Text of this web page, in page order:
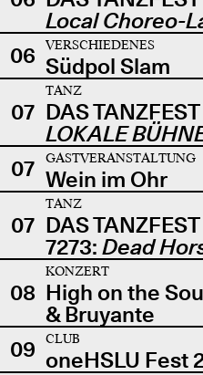
Local Choreo-
06
VERSCHIEDENES
Südpol Slam
07
TANZ
DAS
LOKALE
07
GASTVERANSTALTUNG
Wein im Ohr
07
TANZ
DAS
7273: Dead
08
KONZERT
High on the
& Bruyante
09
CLUB
oneHSLU Fest